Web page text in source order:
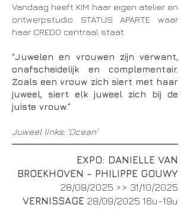
Vandaag heeft KIM haar eigen atelier en
ontwerpstudio STATUS APARTE waar
haar CREDO centraal staat.
“Juwelen en vrouwen zijn verwant,
onafscheidelijk en complementair.
Zoals een vrouw zich siert met haar
juweel, siert elk juweel zich bij de
juiste vrouw.”
Juweel links: 'Ocean'
EXPO: DANIELLE VAN
BROEKHOVEN - PHILIPPE GOUWY
28/09/2025 >> 31/10/2025
VERNISSAGE 28/09/2025 16u-19u